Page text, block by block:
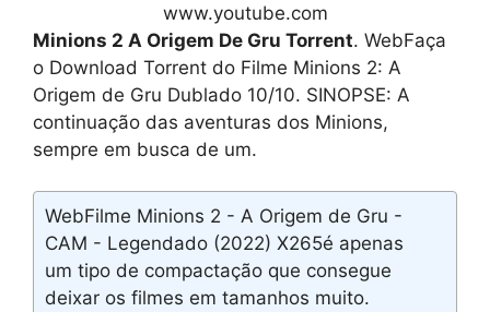
www.youtube.com
Minions 2 A Origem De Gru Torrent. WebFaça
o Download Torrent do Filme Minions 2: A
Origem de Gru Dublado 10/10. SINOPSE: A
continuação das aventuras dos Minions,
sempre em busca de um.
WebFilme Minions 2 - A Origem de Gru -
CAM - Legendado (2022) X265é apenas
um tipo de compactação que consegue
deixar os filmes em tamanhos muito.